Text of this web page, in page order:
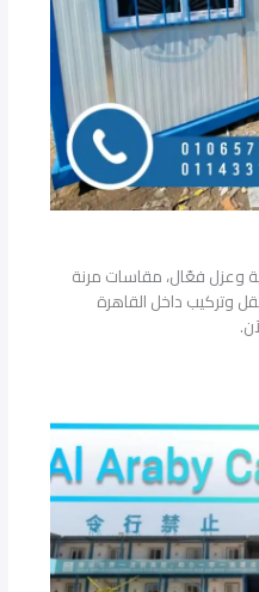
وعزل فعّال، مقاسات مرنة
نقل وتركيب داخل القاهرة